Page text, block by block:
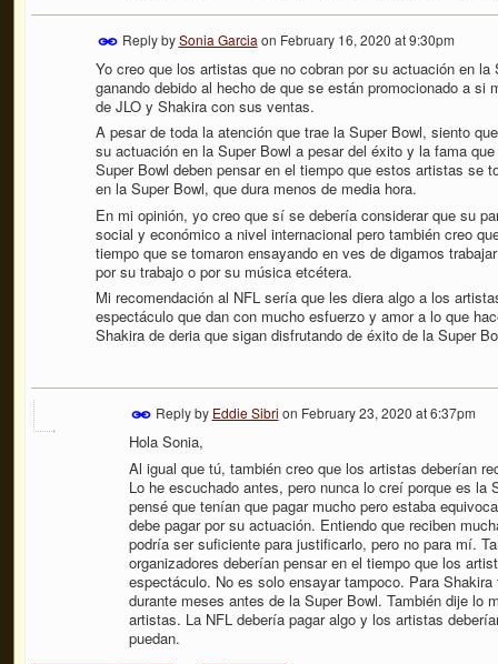
Reply bySonia Garcia on February 16, 2020 at 9:30pm
Yo creo que los artistas que no cobran por su actuación en
ganando debido al hecho de que se están promocionado a
de JLO y Shakira con sus ventas.
A pesar de toda la atención que trae la Super Bowl, siento
su actuación en la Super Bowl a pesar del éxito y la fama
Super Bowl deben pensar en el tiempo que estos artistas se
en la Super Bowl, que dura menos de media hora.
En mi opinión, yo creo que sí se debería considerar que su
social y económico a nivel internacional pero también creo
tiempo que se tomaron ensayando en ves de digamos
por su trabajo o por su música etcétera.
Mi recomendación al NFL sería que les diera algo a los
espectáculo que dan con mucho esfuerzo y amor a lo que
Shakira de deria que sigan disfrutando de éxito de la Super
Reply by Eddie Sibri on February 23, 2020 at 6:37pm
Hola Sonia,
Al igual que tú, también creo que los artistas deberían
Lo he escuchado antes, pero nunca lo creí porque es la
pensé que tenían que pagar mucho pero estaba
debe pagar por su actuación. Entiendo que reciben
podría ser suficiente para justificarlo, pero no para mí.
organizadores deberían pensar en el tiempo que los
espectáculo. No es solo ensayar tampoco. Para
durante meses antes de la Super Bowl. También dije lo
artistas. La NFL debería pagar algo y los artistas
puedan.